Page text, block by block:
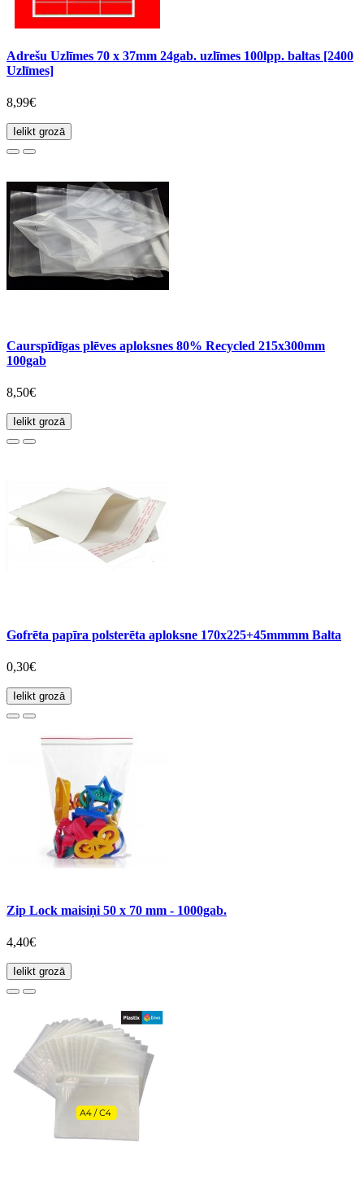
Adrešu Uzlīmes 70 x 37mm 24gab. uzlīmes 100lpp. baltas [2400
Uzlīmes]
8,99€
Ielikt grozā
Caurspīdīgas plēves aploksnes 80% Recycled 215x300mm
100gab
8,50€
Ielikt grozā
Gofrēta papīra polsterēta aploksne 170x225+45mmmm Balta
0,30€
Ielikt grozā
Zip Lock maisiņi 50 x 70 mm - 1000gab.
4,40€
Ielikt grozā